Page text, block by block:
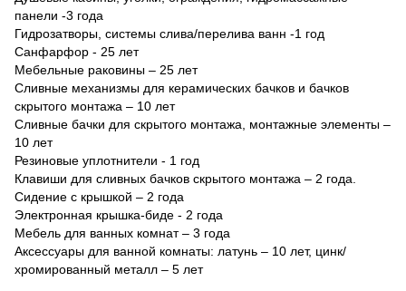
панели -3 года
Гидрозатворы, системы слива/перелива ванн -1 год
Санфарфор - 25 лет
Мебельные раковины – 25 лет
Сливные механизмы для керамических бачков и бачков
скрытого монтажа – 10 лет
Сливные бачки для скрытого монтажа, монтажные элементы –
10 лет
Резиновые уплотнители - 1 год
Клавиши для сливных бачков скрытого монтажа – 2 года.
Сидение с крышкой – 2 года
Электронная крышка-биде - 2 года
Мебель для ванных комнат – 3 года
Аксессуары для ванной комнаты: латунь – 10 лет, цинк/
хромированный металл – 5 лет